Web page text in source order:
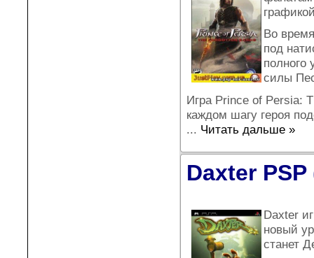
Во
под
полного
силы
Игра Prince of Persia:
каждом шагу героя
... Читать дальше »
Daxter
Daxter
новый
станет